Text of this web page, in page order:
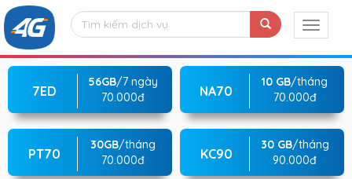
7ED
56GB/7 ngày
70.000đ
NA70
10 GB/tháng
70.000đ
PT70
30GB/tháng
70.000đ
KC90
30 GB/tháng
90.000đ